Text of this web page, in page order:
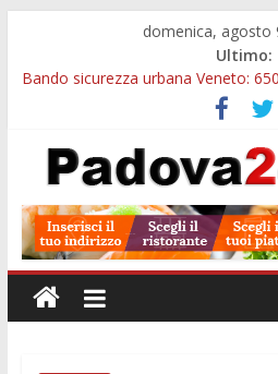
domenica, agosto
Ultimo:
Bando sicurezza urbana Veneto:
Restauro 2026, chiuse le domande:
nuove competenze in Veneto
Calici di Stelle Arzergrande:
Notizie di Padova alle ore 10:
antidroga e siccità
Notizie di Padova alle ore 23:
Limena e progetto Cool Shop